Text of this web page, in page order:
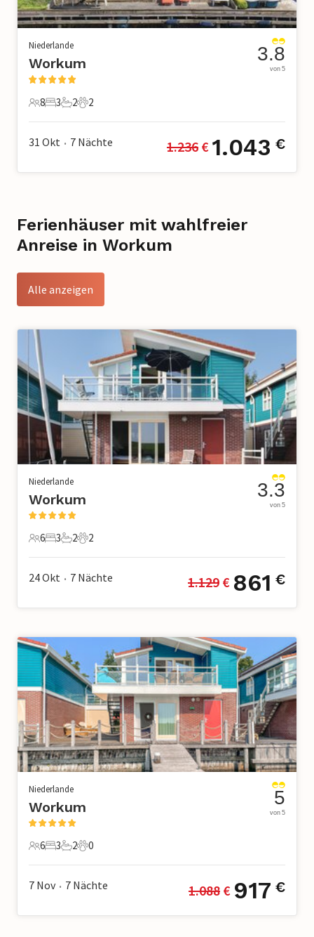
Niederlande
Workum
8 Gäste
8
3 Schlafzimmer
3
2 Badezimmer
2
2 Haustiere
2
3.8
von 5
31 Okt • 7 Nächte 1.236 € 1.043 €
Ferienhäuser mit wahlfreier
Anreise in Workum
Alle anzeigen
Niederlande
Workum
6 Gäste
6
3 Schlafzimmer
3
2 Badezimmer
2
2 Haustiere
2
3.3
von 5
24 Okt • 7 Nächte 1.129 € 861 €
Niederlande
Workum
6 Gäste
6
3 Schlafzimmer
3
2 Badezimmer
2
0 Haustiere
0
5
von 5
7 Nov • 7 Nächte 1.088 € 917 €